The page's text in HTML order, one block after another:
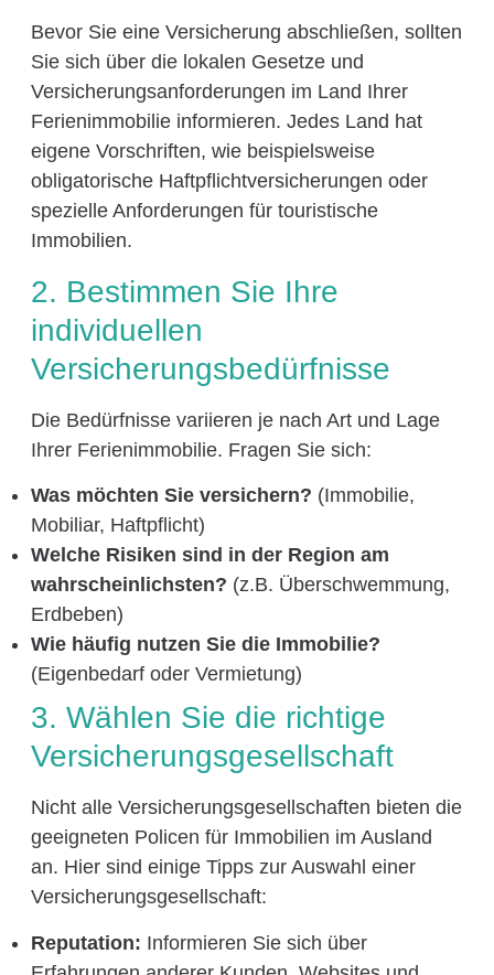
Bevor Sie eine Versicherung abschließen, sollten
Sie sich über die lokalen Gesetze und
Versicherungsanforderungen im Land Ihrer
Ferienimmobilie informieren. Jedes Land hat
eigene Vorschriften, wie beispielsweise
obligatorische Haftpflichtversicherungen oder
spezielle Anforderungen für touristische
Immobilien.
2. Bestimmen Sie Ihre
individuellen
Versicherungsbedürfnisse
Die Bedürfnisse variieren je nach Art und Lage
Ihrer Ferienimmobilie. Fragen Sie sich:
Was möchten Sie versichern? (Immobilie,
Mobiliar, Haftpflicht)
Welche Risiken sind in der Region am
wahrscheinlichsten? (z.B. Überschwemmung,
Erdbeben)
Wie häufig nutzen Sie die Immobilie?
(Eigenbedarf oder Vermietung)
3. Wählen Sie die richtige
Versicherungsgesellschaft
Nicht alle Versicherungsgesellschaften bieten die
geeigneten Policen für Immobilien im Ausland
an. Hier sind einige Tipps zur Auswahl einer
Versicherungsgesellschaft:
Reputation: Informieren Sie sich über